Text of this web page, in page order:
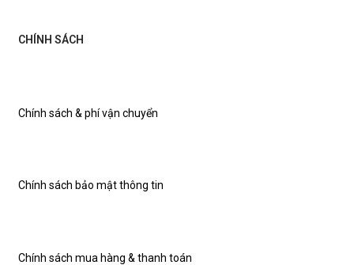
CHÍNH SÁCH
Chính sách bảo mật thông tin
Chính sách mua hàng & thanh toán
Chính sách & phí vận chuyển